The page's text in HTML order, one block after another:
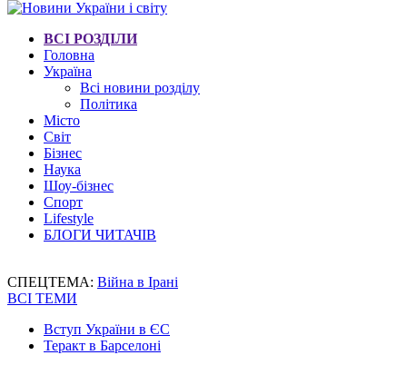
ВСІ РОЗДІЛИ
Головна
Україна
Всі новини розділу
Політика
Місто
Світ
Бізнес
Наука
Шоу-бізнес
Спорт
Lifestyle
БЛОГИ ЧИТАЧІВ
СПЕЦТЕМА: Війна в Ірані
ВСІ ТЕМИ
Вступ України в ЄС
Теракт в Барселоні